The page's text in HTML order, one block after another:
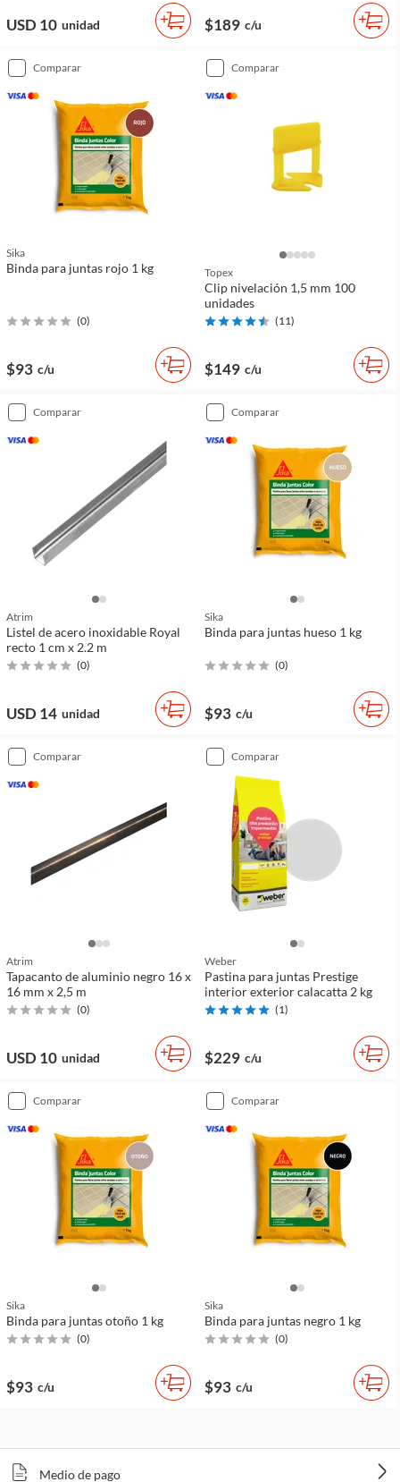
USD 10 unidad $189 c/u
comparar
Sika
Binda para juntas rojo 1 kg
(0)
$93 c/u
comparar
Topex
Clip nivelación 1,5 mm 100
unidades
(11)
$149 c/u
comparar
Atrim
Listel de acero inoxidable Royal
recto 1 cm x 2.2 m
(0)
USD 14 unidad
comparar
Sika
Binda para juntas hueso 1 kg
(0)
$93 c/u
comparar
Atrim
Tapacanto de aluminio negro 16 x
16 mm x 2,5 m
(0)
USD 10 unidad
comparar
Weber
Pastina para juntas Prestige
interior exterior calacatta 2 kg
(1)
$229 c/u
comparar
Sika
Binda para juntas otoño 1 kg
(0)
$93 c/u
comparar
Sika
Binda para juntas negro 1 kg
(0)
$93 c/u
Medio de pago